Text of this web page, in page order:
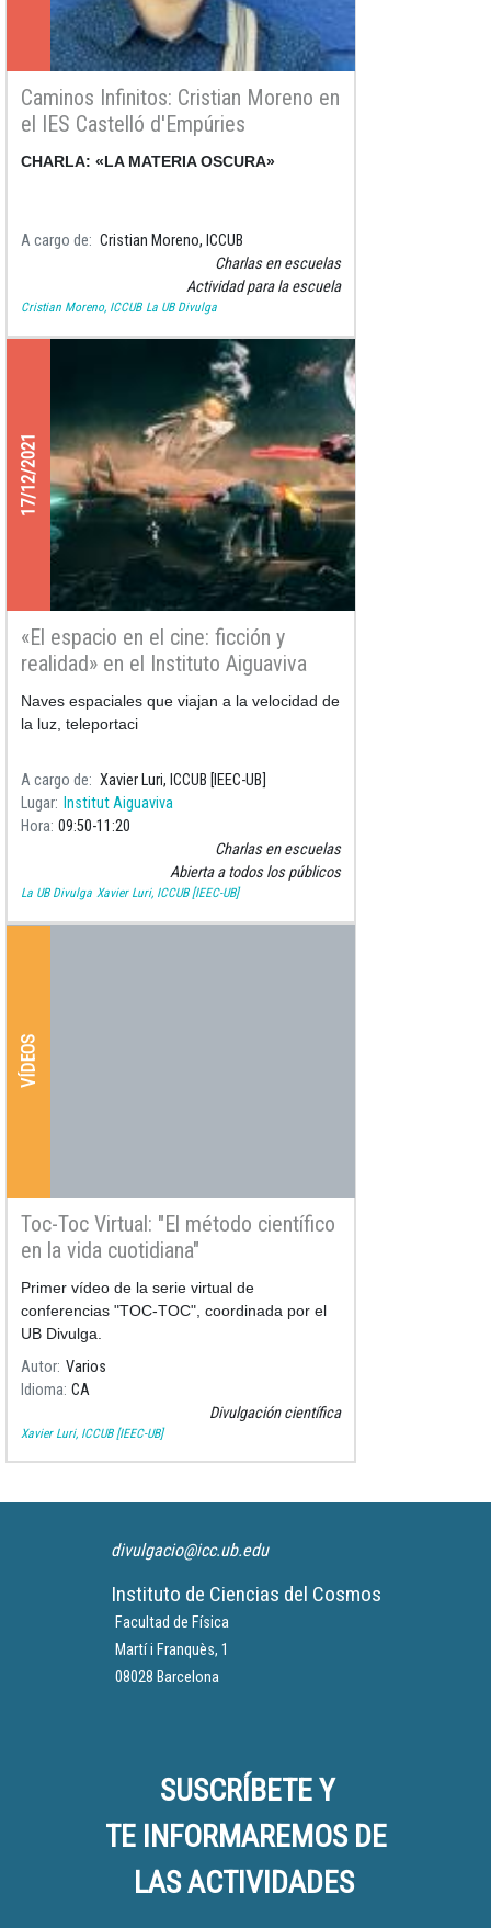
Caminos Infinitos: Cristian Moreno en
el IES Castelló d'Empúries
CHARLA: «LA MATERIA OSCURA»
A cargo de
Cristian Moreno, ICCUB
Charlas en escuelas
Actividad para la escuela
Cristian Moreno, ICCUB La UB Divulga
17/12/2021
«El espacio en el cine: ficción y
realidad» en el Instituto Aiguaviva
Naves espaciales que viajan a la velocidad de
la luz, teleportaci
A cargo de
Xavier Luri, ICCUB [IEEC-UB]
Lugar
Institut Aiguaviva
Hora 09:50 11:20
Charlas en escuelas
Abierta a todos los públicos
La UB Divulga Xavier Luri, ICCUB [IEEC-UB]
VÍDEOS
Toc-Toc Virtual: "El método científico
en la vida cuotidiana"
Primer vídeo de la serie virtual de
conferencias "TOC-TOC", coordinada por el
UB Divulga.
Autor Varios
Idioma CA
Divulgación científica
Xavier Luri, ICCUB [IEEC-UB]
divulgacio@icc.ub.edu
Instituto de Ciencias del Cosmos
Facultad de Física
Martí i Franquès, 1
08028 Barcelona
SUSCRÍBETE Y
TE INFORMAREMOS DE
LAS ACTIVIDADES